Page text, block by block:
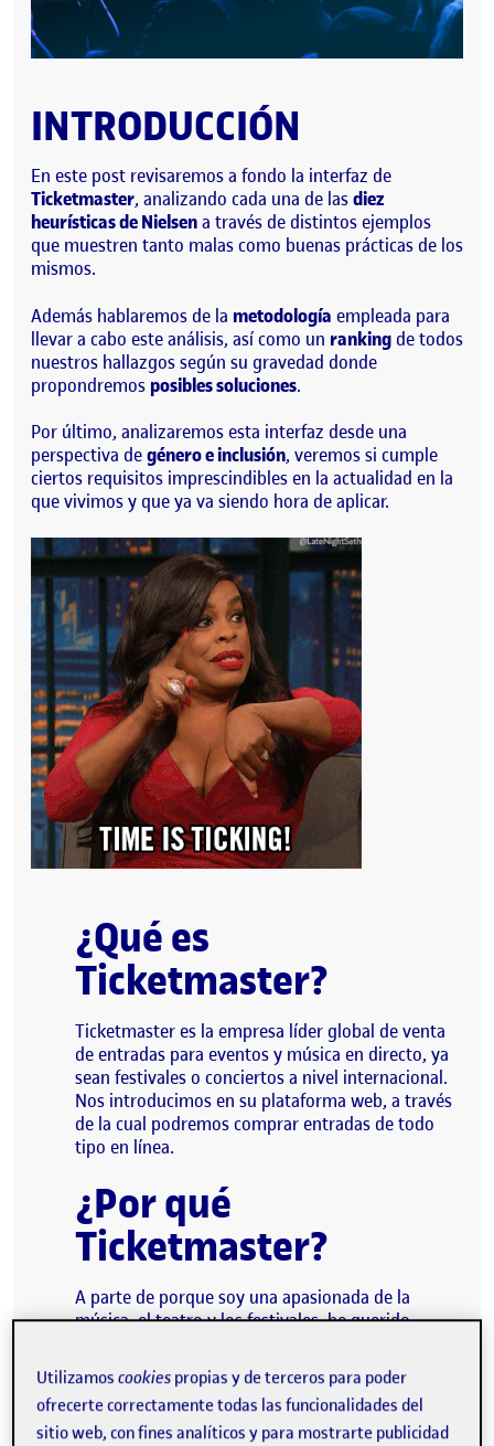
INTRODUCCIÓN
En este post revisaremos a fondo la interfaz de
Ticketmaster, analizando cada una de lasdiez
heurísticas de Nielsena través de distintos ejemplos
que muestren tanto malas como buenas prácticas de los
mismos.
Además hablaremos de la metodología empleada para
llevar a cabo este análisis, así como un ranking de todos
nuestros hallazgos según su gravedad donde
propondremos posibles soluciones.
Por último, analizaremos esta interfaz desde una
perspectiva degénero e inclusión, veremos si cumple
ciertos requisitos imprescindibles en la actualidad en la
que vivimos y que ya va siendo hora de aplicar.
¿Qué es
Ticketmaster?
Ticketmaster es la empresa líder global de venta
de entradas para eventos y música en directo, ya
sean festivales o conciertos a nivel internacional.
Nos introducimos en su plataforma web, a través
de la cual podremos comprar entradas de todo
tipo en línea.
¿Por qué
Ticketmaster?
A parte de porque soy una apasionada de la
música, el teatro y los festivales, he querido
idioma universal que se habla en todas partes, y
por tanto, al cual todas las personas deberíamos
poder acceder sin trabas y fácilmente.
Utilizamoscookies propias y de terceros para poder
ofrecerte correctamente todas las funcionalidades del
sitio web, con fines analíticos y para mostrarte publicidad